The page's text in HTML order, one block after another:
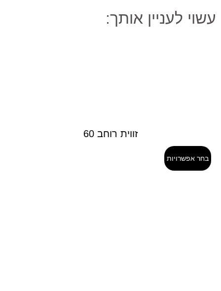
עשוי לעניין אותך:
זווית רוחב 60
בחר אפשרויות